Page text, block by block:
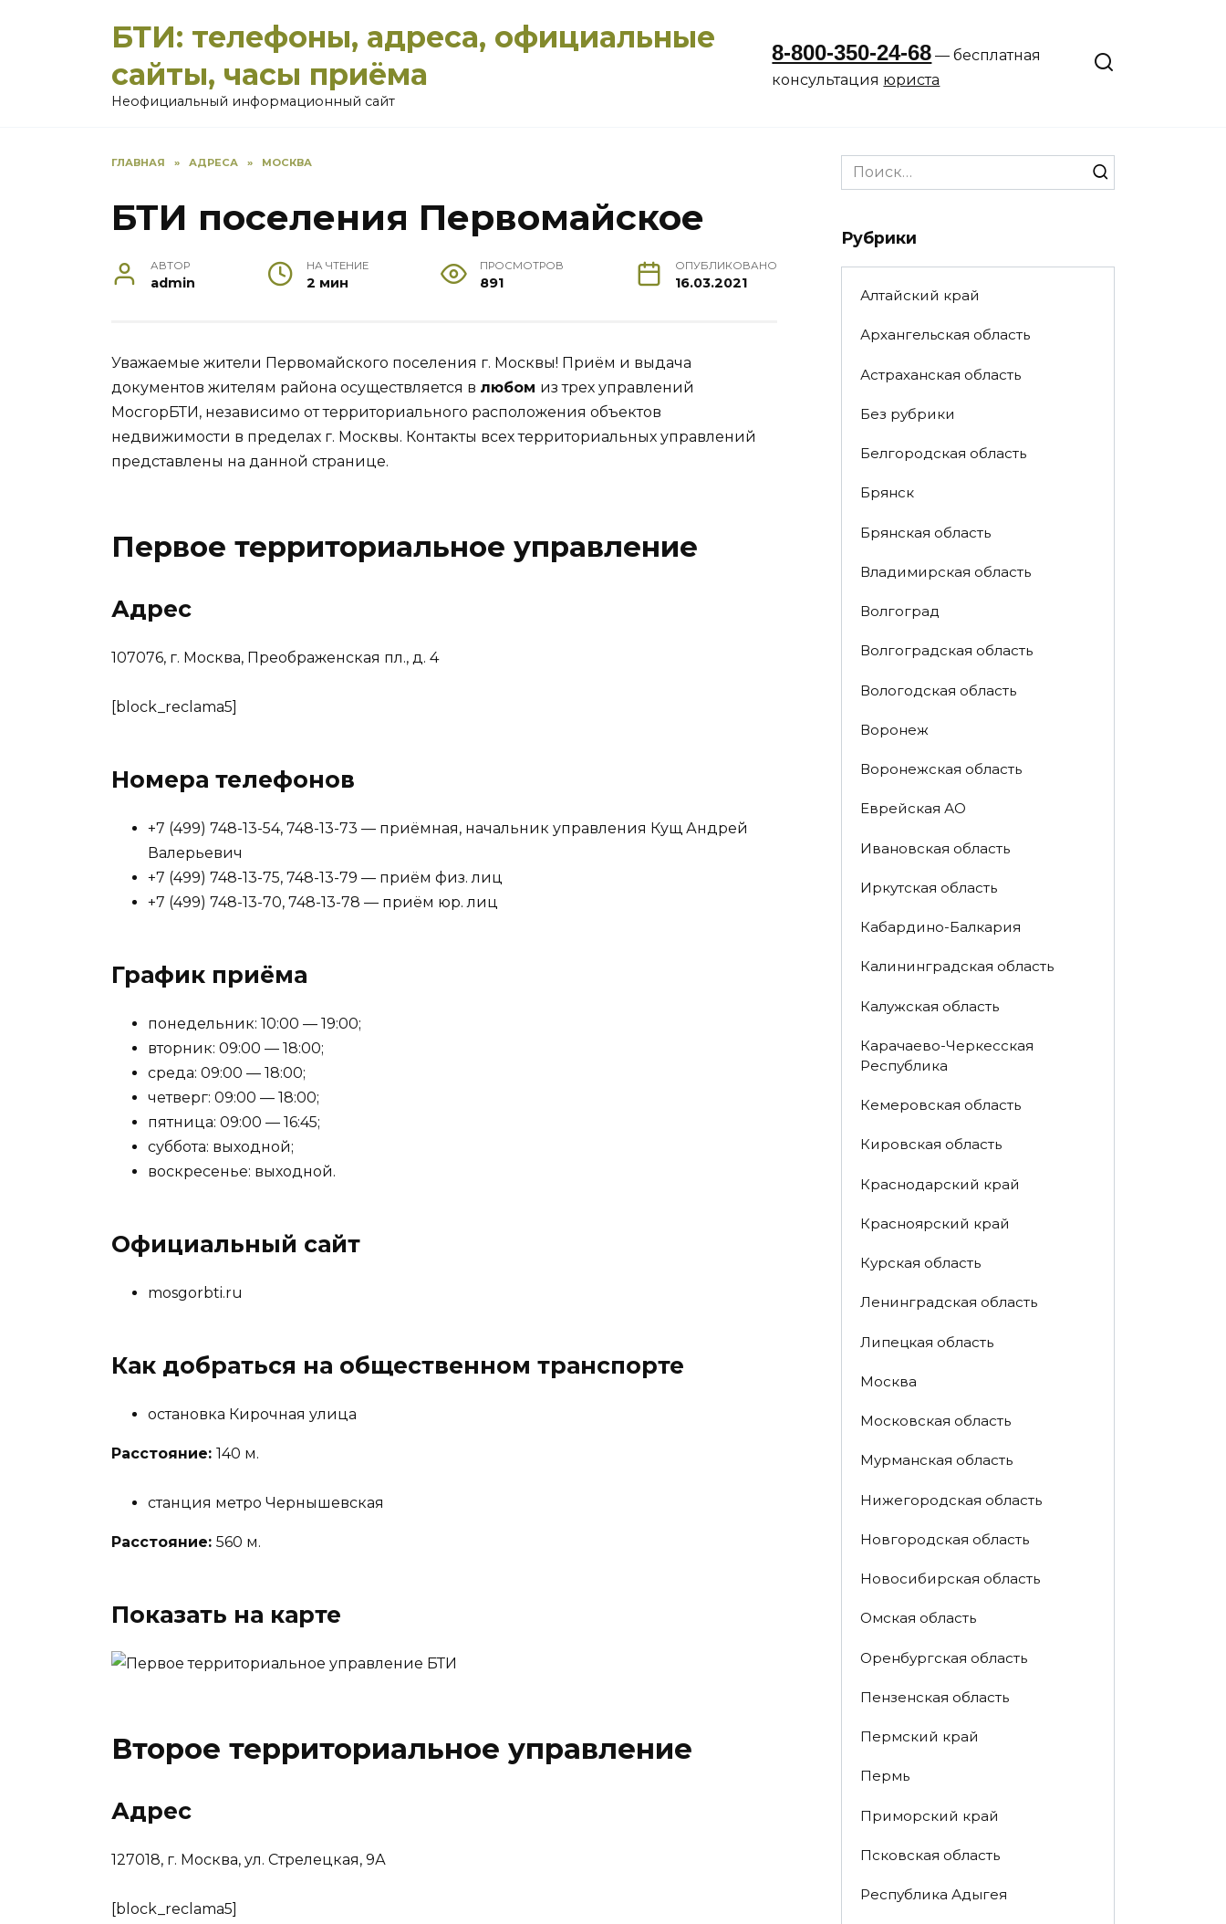
БТИ: телефоны, адреса, официальные
сайты, часы приёма
Неофициальный информационный сайт
8-800-350-24-68 — бесплатная
консультация юриста
ГЛАВНАЯ » АДРЕСА » МОСКВА
БТИ поселения Первомайское
АВТОР
admin
НА ЧТЕНИЕ
2 мин
ПРОСМОТРОВ
891
ОПУБЛИКОВАНО
16.03.2021
Уважаемые жители Первомайского поселения г. Москвы! Приём и выдача
документов жителям района осуществляется в любом из трех управлений
МосгорБТИ, независимо от территориального расположения объектов
недвижимости в пределах г. Москвы. Контакты всех территориальных управлений
представлены на данной странице.
Первое территориальное управление
Адрес
107076, г. Москва, Преображенская пл., д. 4
[block_reclama5]
Номера телефонов
+7 (499) 748-13-54, 748-13-73 — приёмная, начальник управления Кущ Андрей
Валерьевич
+7 (499) 748-13-75, 748-13-79 — приём физ. лиц
+7 (499) 748-13-70, 748-13-78 — приём юр. лиц
График приёма
понедельник: 10:00 — 19:00;
вторник: 09:00 — 18:00;
среда: 09:00 — 18:00;
четверг: 09:00 — 18:00;
пятница: 09:00 — 16:45;
суббота: выходной;
воскресенье: выходной.
Официальный сайт
mosgorbti.ru
Как добраться на общественном транспорте
остановка Кирочная улица
Расстояние: 140 м.
станция метро Чернышевская
Расстояние: 560 м.
Показать на карте
Второе территориальное управление
Адрес
127018, г. Москва, ул. Стрелецкая, 9А
[block_reclama5]
Search
for:
Рубрики
Алтайский край
Архангельская область
Астраханская область
Без рубрики
Белгородская область
Брянск
Брянская область
Владимирская область
Волгоград
Волгоградская область
Вологодская область
Воронеж
Воронежская область
Еврейская АО
Ивановская область
Иркутская область
Кабардино-Балкария
Калининградская область
Калужская область
Карачаево-Черкесская
Республика
Кемеровская область
Кировская область
Краснодарский край
Красноярский край
Курская область
Ленинградская область
Липецкая область
Москва
Московская область
Мурманская область
Нижегородская область
Новгородская область
Новосибирская область
Омская область
Оренбургская область
Пензенская область
Пермский край
Пермь
Приморский край
Псковская область
Республика Адыгея